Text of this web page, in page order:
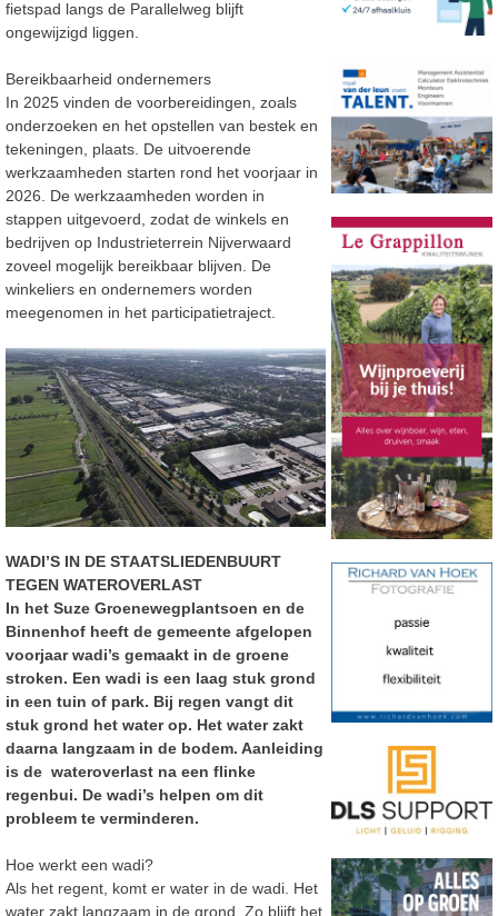
fietspad langs de Parallelweg blijft
ongewijzigd liggen.
Bereikbaarheid ondernemers
In 2025 vinden de voorbereidingen, zoals
onderzoeken en het opstellen van bestek en
tekeningen, plaats. De uitvoerende
werkzaamheden starten rond het voorjaar in
2026. De werkzaamheden worden in
stappen uitgevoerd, zodat de winkels en
bedrijven op Industrieterrein Nijverwaard
zoveel mogelijk bereikbaar blijven. De
winkeliers en ondernemers worden
meegenomen in het participatietraject.
WADI’S IN DE STAATSLIEDENBUURT
TEGEN WATEROVERLAST
In het Suze Groenewegplantsoen en de
Binnenhof heeft de gemeente afgelopen
voorjaar wadi’s gemaakt in de groene
stroken. Een wadi is een laag stuk grond
in een tuin of park. Bij regen vangt dit
stuk grond het water op. Het water zakt
daarna langzaam in de bodem. Aanleiding
is de wateroverlast na een flinke
regenbui. De wadi’s helpen om dit
probleem te verminderen.
Hoe werkt een wadi?
Als het regent, komt er water in de wadi. Het
water zakt langzaam in de grond. Zo blijft het